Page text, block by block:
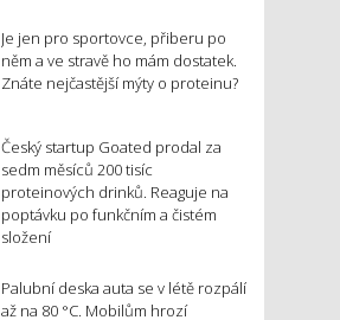
Je jen pro sportovce, přiberu po
něm a ve stravě ho mám dostatek.
Znáte nejčastější mýty o proteinu?
Český startup Goated prodal za
sedm měsíců 200 tisíc
proteinových drinků. Reaguje na
poptávku po funkčním a čistém
složení
Palubní deska auta se v létě rozpálí
až na 80 °C. Mobilům hrozí